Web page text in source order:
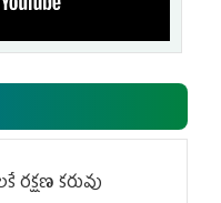
క‌రువు